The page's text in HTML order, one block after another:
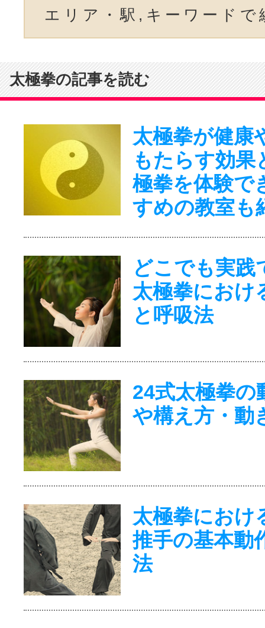
エリア・駅,キーワードで
太極拳の記事を読む
太極拳が健康
もたらす効果
極拳を体験で
すめの教室も
どこでも実践
太極拳におけ
と呼吸法
24式太極拳の
や構え方・動
太極拳におけ
推手の基本動
法